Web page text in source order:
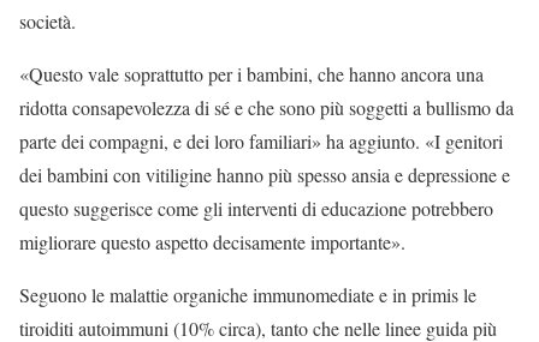
società.
«Questo vale soprattutto per i bambini, che hanno ancora una
ridotta consapevolezza di sé e che sono più soggetti a bullismo da
parte dei compagni, e dei loro familiari» ha aggiunto. «I genitori
dei bambini con vitiligine hanno più spesso ansia e depressione e
questo suggerisce come gli interventi di educazione potrebbero
migliorare questo aspetto decisamente importante».
Seguono le malattie organiche immunomediate e in primis le
tiroiditi autoimmuni (10% circa), tanto che nelle linee guida più